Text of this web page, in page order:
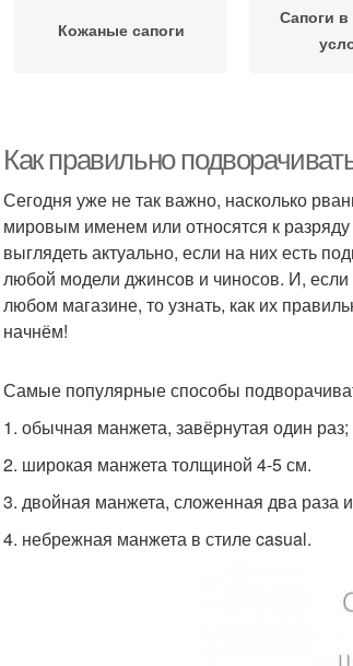
Кожаные сапоги
Сапоги
Как правильно
Сегодня уже не так важно, насколько
мировым именем или относятся к
выглядеть актуально, если на них есть
любой модели джинсов и чиносов. И,
любом магазине, то узнать, как их
начнём!
Самые популярные способы
1. обычная манжета, завёрнутая один раз;
2. широкая манжета толщиной 4-5 см.
3. двойная манжета, сложенная два раза
4. небрежная манжета в стиле casual.